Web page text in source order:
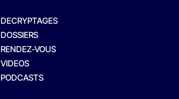
DECRYPTAGES
DOSSIERS
RENDEZ-VOUS
VIDEOS
PODCASTS